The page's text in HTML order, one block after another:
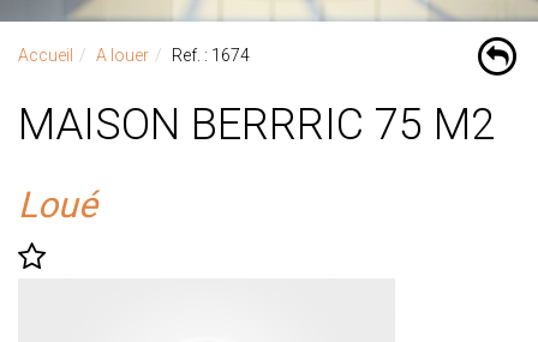
Accueil A louer Ref. : 1674
MAISON BERRRIC 75 M2
Loué